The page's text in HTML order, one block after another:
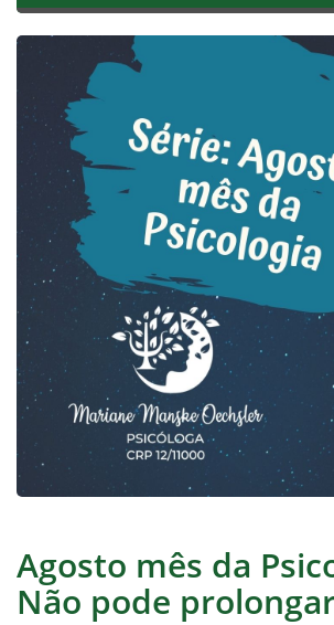
Agosto mês da
Não pode